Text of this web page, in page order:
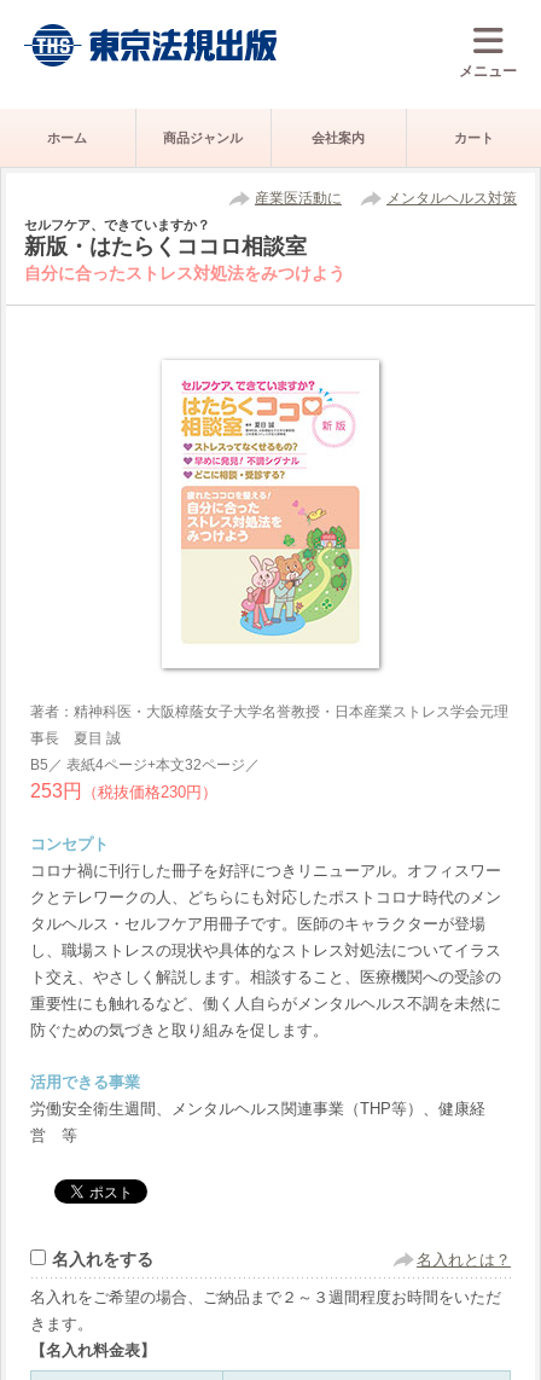
メニュー
ホーム 商品ジャンル 会社案内 カート
産業医活動に メンタルヘルス対策
セルフケア、できていますか？
新版・はたらくココロ相談室
自分に合ったストレス対処法をみつけよう
著者：精神科医・大阪樟蔭女子大学名誉教授・日本産業ストレス学会元理
事長 夏目 誠
B5／ 表紙4ページ+本文32ページ／
253円 （税抜価格230円）
コンセプト
コロナ禍に刊行した冊子を好評につきリニューアル。オフィスワー
クとテレワークの人、どちらにも対応したポストコロナ時代のメン
タルヘルス・セルフケア用冊子です。医師のキャラクターが登場
し、職場ストレスの現状や具体的なストレス対処法についてイラス
ト交え、やさしく解説します。相談すること、医療機関への受診の
重要性にも触れるなど、働く人自らがメンタルヘルス不調を未然に
防ぐための気づきと取り組みを促します。
活用できる事業
労働安全衛生週間、メンタルヘルス関連事業（THP等）、健康経
営 等
名入れをする 名入れとは？
名入れをご希望の場合、ご納品まで２～３週間程度お時間をいただ
きます。
【名入れ料金表】